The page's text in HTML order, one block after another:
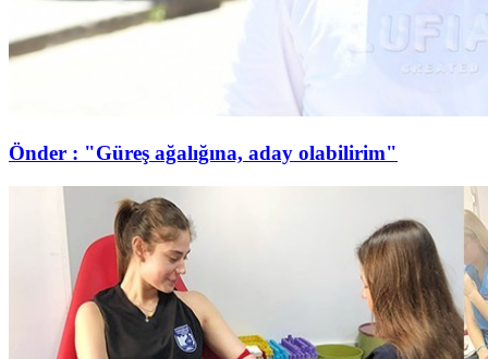
Önder : "Güreş ağalığına, aday olabilirim"